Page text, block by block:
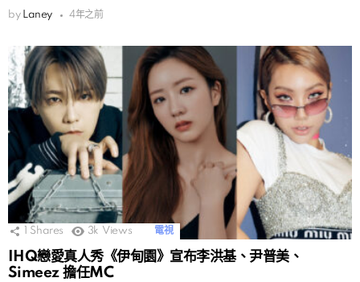
by Laney 4年之前
Shares 3k Views 電視
IHQ戀愛真人秀《伊甸園》宣布李洪基、尹普美、
Simeez 擔任MC